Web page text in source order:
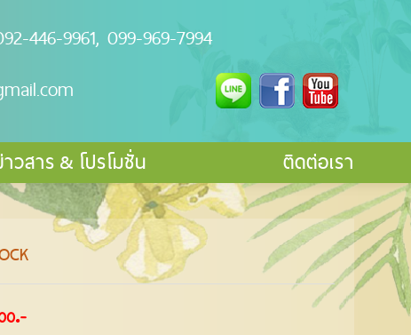
446-9961, 099-969-7994
วสาร & โปรโมชั่น ติดต่อเรา